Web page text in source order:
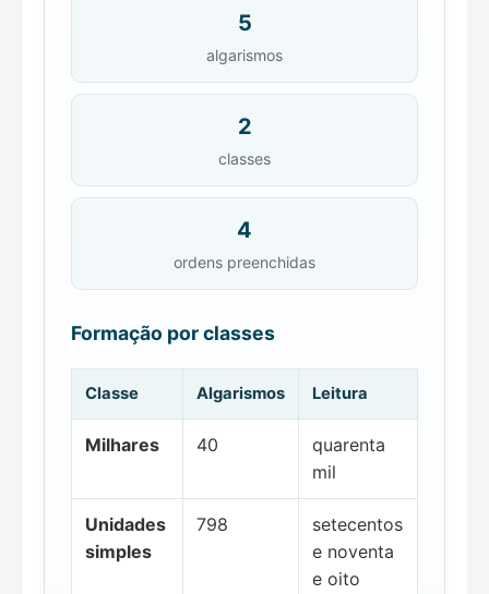
5
algarismos
2
classes
4
ordens preenchidas
Formação por classes
Classe Algarismos Leitura
Milhares 40
quarenta
mil
Unidades
simples
798
setecentos
e noventa
e oito